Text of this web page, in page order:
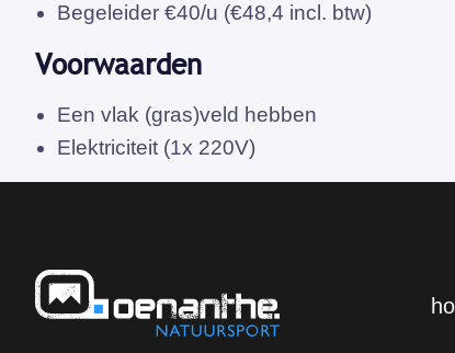
Begeleider €40/u (€48,4 incl. btw)
Voorwaarden
Een vlak (gras)veld hebben
Elektriciteit (1x 220V)